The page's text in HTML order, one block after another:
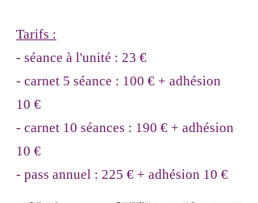
Tarifs :
- séance à l'unité : 23 €
- carnet 5 séance : 100 € + adhésion
10 €
- carnet 10 séances : 190 € + adhésion
10 €
- pass annuel : 225 € + adhésion 10 €